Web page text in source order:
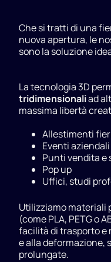
Che si tratti di una
nuova apertura, le
sono la soluzione
La tecnologia 3D
tridimensionaliad
massima libertà
Allestimenti
Eventi
Punti vendita e
Pop up
Uffici, studi
Utilizziamo materiali
(come PLA, PETG o
facilità di trasporto e
e alla deformazione,
prolungate.